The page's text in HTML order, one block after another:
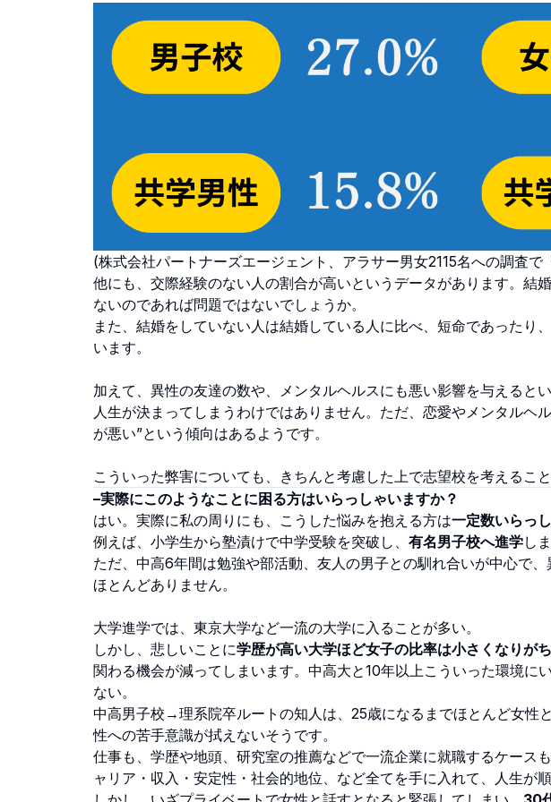
(株式会社パートナーズエージェント、アラサー男女2115名への調査
他にも、交際経験のない人の割合が高いというデータがあります。結
ないのであれば問題ではないでしょうか。
また、結婚をしていない人は結婚している人に比べ、短命であったり
います。
加えて、異性の友達の数や、メンタルヘルスにも悪い影響を与えると
人生が決まってしまうわけではありません。ただ、恋愛やメンタルヘ
が悪い”という傾向はあるようです。
こういった弊害についても、きちんと考慮した上で志望校を考えること
–実際にこのようなことに困る方はいらっしゃいますか？
はい。実際に私の周りにも、こうした悩みを抱える方は一定数いらっ
例えば、小学生から塾漬けで中学受験を突破し、 有名男子校へ進学し
ただ、中高6年間は勉強や部活動、友人の男子との馴れ合いが中心で
ほとんどありません。
大学進学では、東京大学など一流の大学に入ることが多い。
しかし、悲しいことに学歴が高い大学ほど女子の比率は小さくなりがち
関わる機会が減ってしまいます。中高大と10年以上こういった環境に
ない。
中高男子校→理系院卒ルートの知人は、25歳になるまでほとんど女性
性への苦手意識が拭えないそうです。
仕事も、学歴や地頭、研究室の推薦などで一流企業に就職するケース
ャリア・収入・安定性・社会的地位、など全てを手に入れて、人生が